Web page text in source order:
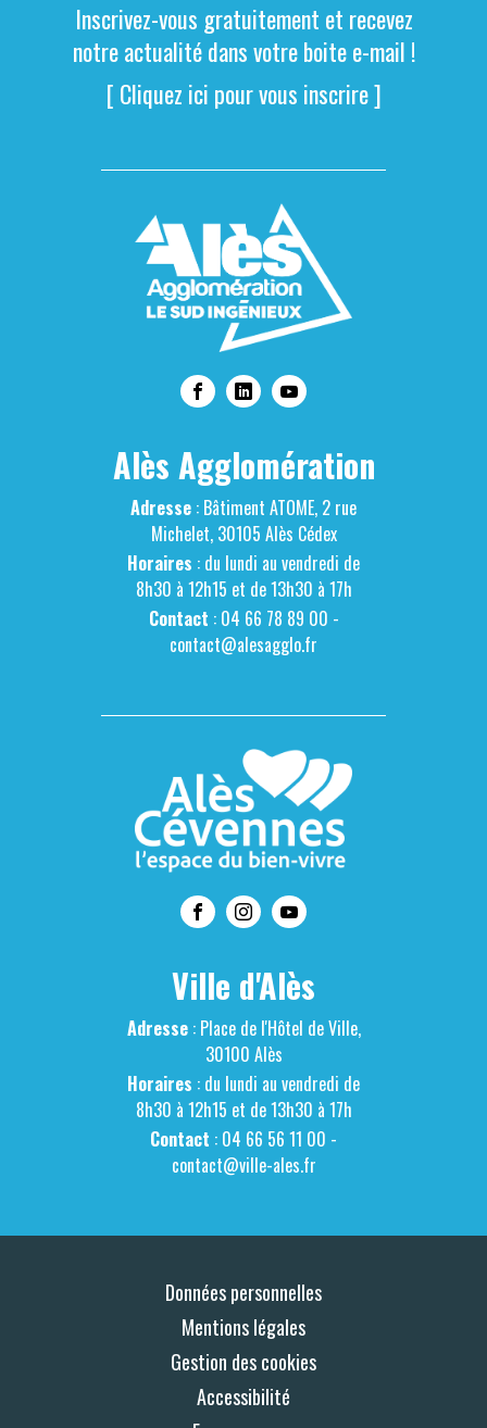
Inscrivez-vous gratuitement et recevez
notre actualité dans votre boite e-mail !
[ Cliquez ici pour vous inscrire ]
Alès Agglomération
Adresse : Bâtiment ATOME, 2 rue
Michelet, 30105 Alès Cédex
Horaires : du lundi au vendredi de
8h30 à 12h15 et de 13h30 à 17h
Contact : 04 66 78 89 00 -
contact@alesagglo.fr
Ville d'Alès
Adresse: Place de l'Hôtel de Ville,
30100 Alès
Horaires : du lundi au vendredi de
8h30 à 12h15 et de 13h30 à 17h
Contact : 04 66 56 11 00 -
contact@ville-ales.fr
Données personnelles
Mentions légales
Gestion des cookies
Accessibilité